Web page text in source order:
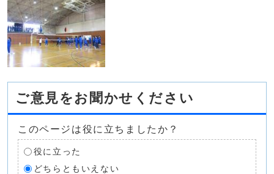
ご意見をお聞かせください
このページは役に立ちましたか？
役に立った
どちらともいえない